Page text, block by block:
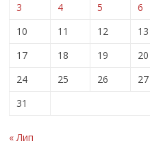
3
4 5 6
10
11 12 13
17
18 19 20
24
25 26 27
31
« Лип